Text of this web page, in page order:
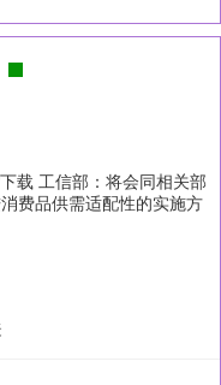
载 工信部：将会同相关部
费品供需适配性的实施方